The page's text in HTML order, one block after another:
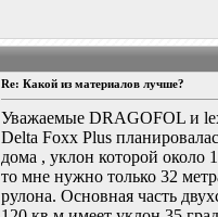
Re: Какой из материалов лучше?
Уважаемые DRAGOFOL и
Delta Foxx Plus
дома , уклон которой около
то мне нужно только 32
рулона. Основная часть